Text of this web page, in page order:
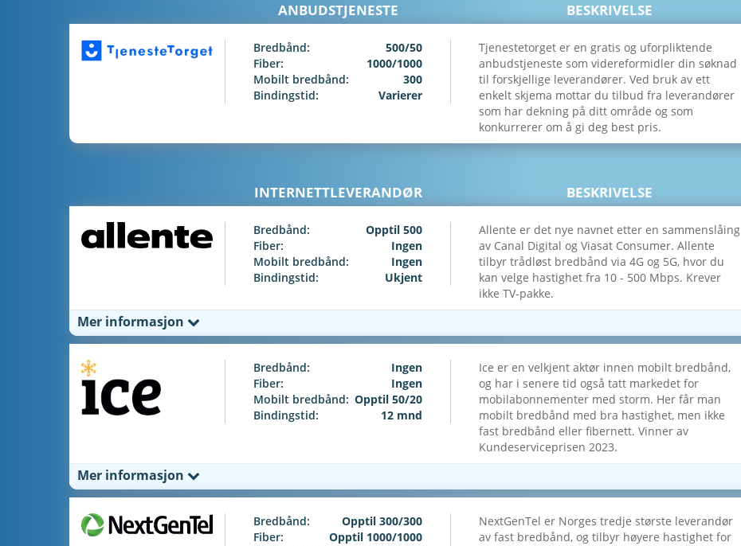
ANBUDSTJENESTE BESKRIVELSE
Bredbånd:
500/50
Fiber:
1000/1000
Mobilt bredbånd:
300
Bindingstid:
Varierer
Tjenestetorget er en gratis og uforpliktende
anbudstjeneste som videreformidler din søknad
til forskjellige leverandører. Ved bruk av ett
enkelt skjema mottar du tilbud fra leverandører
som har dekning på ditt område og som
konkurrerer om å gi deg best pris.
INTERNETTLEVERANDØR BESKRIVELSE
Bredbånd:
Opptil 500
Fiber:
Ingen
Mobilt bredbånd:
Ingen
Bindingstid:
Ukjent
Allente er det nye navnet etter en sammenslåing
av Canal Digital og Viasat Consumer. Allente
tilbyr trådløst bredbånd via 4G og 5G, hvor du
kan velge hastighet fra 10 - 500 Mbps. Krever
ikke TV-pakke.
Mer informasjon
Bredbånd:
Ingen
Fiber:
Ingen
Mobilt bredbånd: Opptil 50/20
Bindingstid:
12 mnd
Ice er en velkjent aktør innen mobilt bredbånd,
og har i senere tid også tatt markedet for
mobilabonnementer med storm. Her får man
mobilt bredbånd med bra hastighet, men ikke
fast bredbånd eller fibernett. Vinner av
Kundeserviceprisen 2023.
Mer informasjon
Bredbånd:
Opptil 300/300
Fiber:
Opptil 1000/1000
NextGenTel er Norges tredje største leverandør
av fast bredbånd, og tilbyr høyere hastighet for